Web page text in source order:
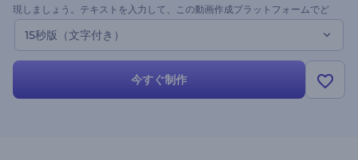
現しましょう。テキストを入力して、この動画作成プラットフォームでど
んな機会や休暇も特別にしましょう。 これはテンプレートのテキスト版で
す。今すぐ試してみませんか。
15秒版（文字付き）
今すぐ制作